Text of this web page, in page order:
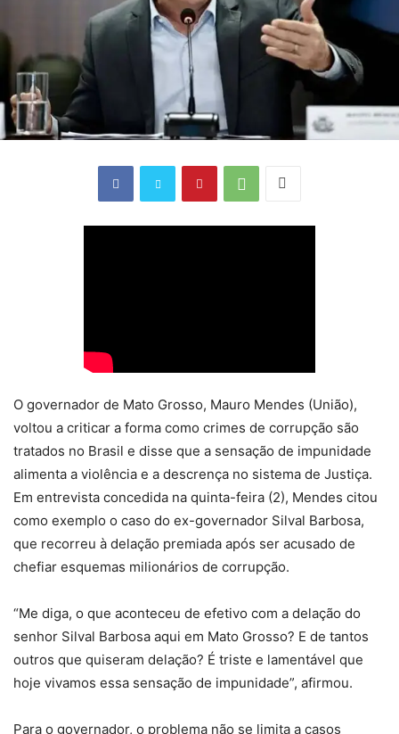
O governador de Mato Grosso, Mauro Mendes (União),
voltou a criticar a forma como crimes de corrupção são
tratados no Brasil e disse que a sensação de impunidade
alimenta a violência e a descrença no sistema de Justiça.
Em entrevista concedida na quinta-feira (2), Mendes citou
como exemplo o caso do ex-governador Silval Barbosa,
que recorreu à delação premiada após ser acusado de
chefiar esquemas milionários de corrupção.
“Me diga, o que aconteceu de efetivo com a delação do
senhor Silval Barbosa aqui em Mato Grosso? E de tantos
outros que quiseram delação? É triste e lamentável que
hoje vivamos essa sensação de impunidade”, afirmou.
Para o governador, o problema não se limita a casos